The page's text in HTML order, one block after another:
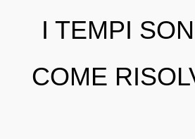
I TEMPI
COME